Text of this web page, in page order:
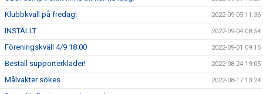
Klubbkväll på fredag! 2022-09-05 11:36
INSTÄLLT 2022-09-04 08:54
Föreningskväll 4/9 18:00 2022-09-01 09:15
Beställ supporterkläder! 2022-08-24 19:05
Målvakter sökes 2022-08-17 13:24